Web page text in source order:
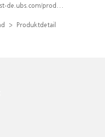
detail/index/isin/DE000WA5PU76
Produktdetail